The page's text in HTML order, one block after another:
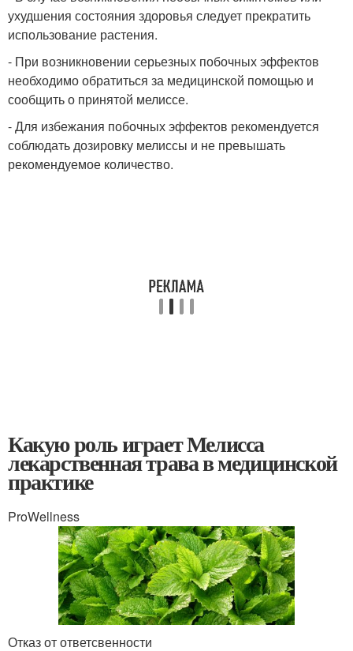
ухудшения состояния здоровья следует прекратить
использование растения.
- При возникновении серьезных побочных эффектов
необходимо обратиться за медицинской помощью и
сообщить о принятой мелиссе.
- Для избежания побочных эффектов рекомендуется
соблюдать дозировку мелиссы и не превышать
рекомендуемое количество.
Какую роль играет Мелисса
лекарственная трава в медицинской
практике
ProWellness
Отказ от ответсвенности